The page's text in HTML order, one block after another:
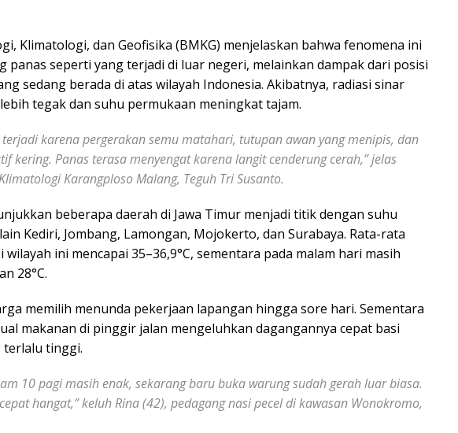
Klimatologi, dan Geofisika (BMKG) menjelaskan bahwa fenomena ini
panas seperti yang terjadi di luar negeri, melainkan dampak dari posisi
sedang berada di atas wilayah Indonesia. Akibatnya, radiasi sinar
tegak dan suhu permukaan meningkat tajam.
karena pergerakan semu matahari, tutupan awan yang menipis, dan
kering. Panas terasa menyengat karena langit cenderung cerah,” jelas
Karangploso Malang, Teguh Tri Susanto.
beberapa daerah di Jawa Timur menjadi titik dengan suhu
Kediri, Jombang, Lamongan, Mojokerto, dan Surabaya. Rata-rata
ini mencapai 35–36,9°C, sementara pada malam hari masih
28°C.
memilih menunda pekerjaan lapangan hingga sore hari. Sementara
makanan di pinggir jalan mengeluhkan dagangannya cepat basi
terlalu tinggi.
10 pagi masih enak, sekarang baru buka warung sudah gerah luar biasa.
hangat,” keluh Rina (42), pedagang nasi pecel di kawasan Wonokromo,